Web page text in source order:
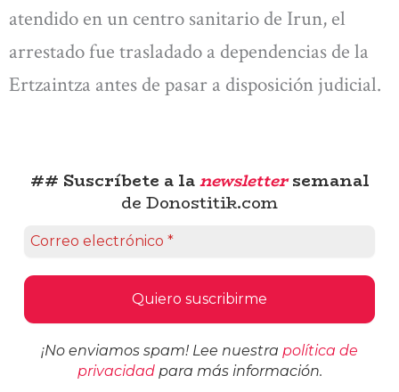
atendido en un centro sanitario de Irun, el
arrestado fue trasladado a dependencias de la
Ertzaintza antes de pasar a disposición judicial.
## Suscríbete a lanewslettersemanal
de Donostitik.com
¡No enviamos spam! Lee nuestra política de
privacidadpara más información.